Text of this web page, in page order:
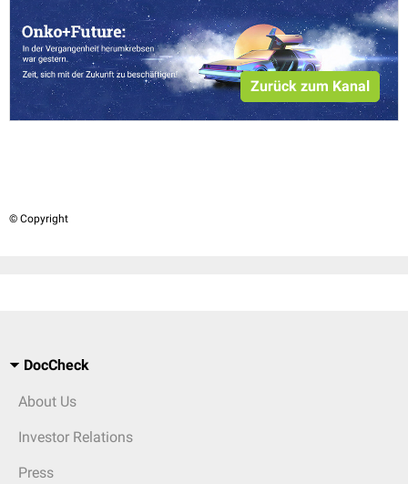
Zurück zum Kanal
© Copyright
DocCheck
About Us
Investor Relations
Press